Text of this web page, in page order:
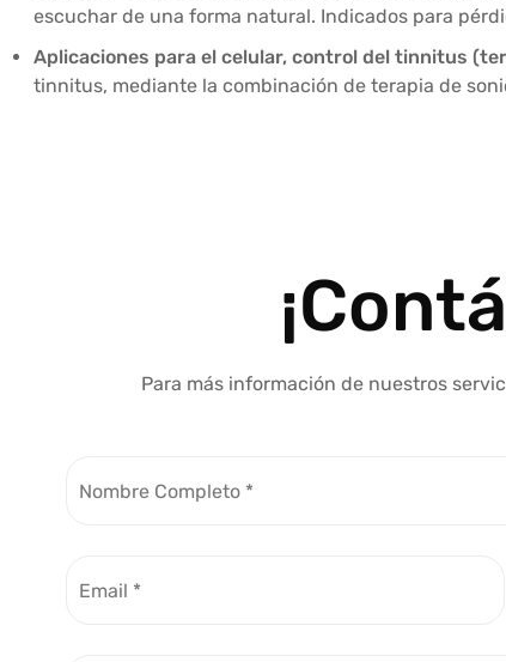
escuchar de una forma natural. Indicados para
Aplicaciones para el celular, control del tinnitus
tinnitus, mediante la combinación de terapia de
Para más información de nuestros